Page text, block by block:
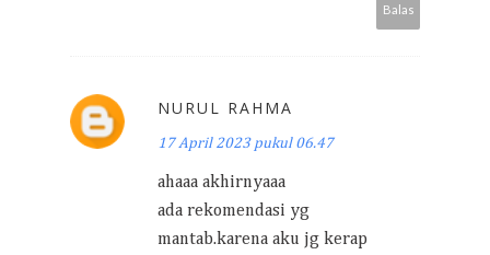
Balas
NURUL RAHMA
17 April 2023 pukul 06.47
ahaaa akhirnyaaa
ada rekomendasi yg
mantab.karena aku jg kerap